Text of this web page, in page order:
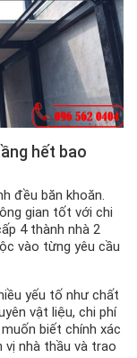
hết bao
đều băn khoăn.
gian tốt với chi
4 thành nhà 2
vào từng yêu cầu
yếu tố như chất
vật liệu, chi phí
biết chính xác
nhà thầu và trao